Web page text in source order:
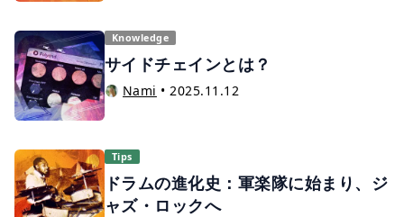
Knowledge
サイドチェインとは？
Nami •2025.11.12
Tips
ドラムの進化史：軍楽隊に始まり、ジ
ャズ・ロックへ